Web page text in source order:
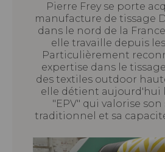
Pierre Frey se porte
manufacture de tissage
dans le nord de la
elle travaille depuis
Particulièrement
expertise dans le
des textiles outdoor
elle détient aujourd'hui
"EPV" qui valorise
traditionnel et sa